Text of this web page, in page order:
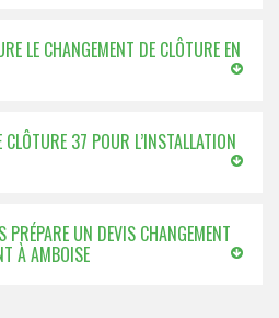
LE CHANGEMENT DE CLÔTURE EN
37 POUR L’INSTALLATION
PRÉPARE UN DEVIS CHANGEMENT
À AMBOISE